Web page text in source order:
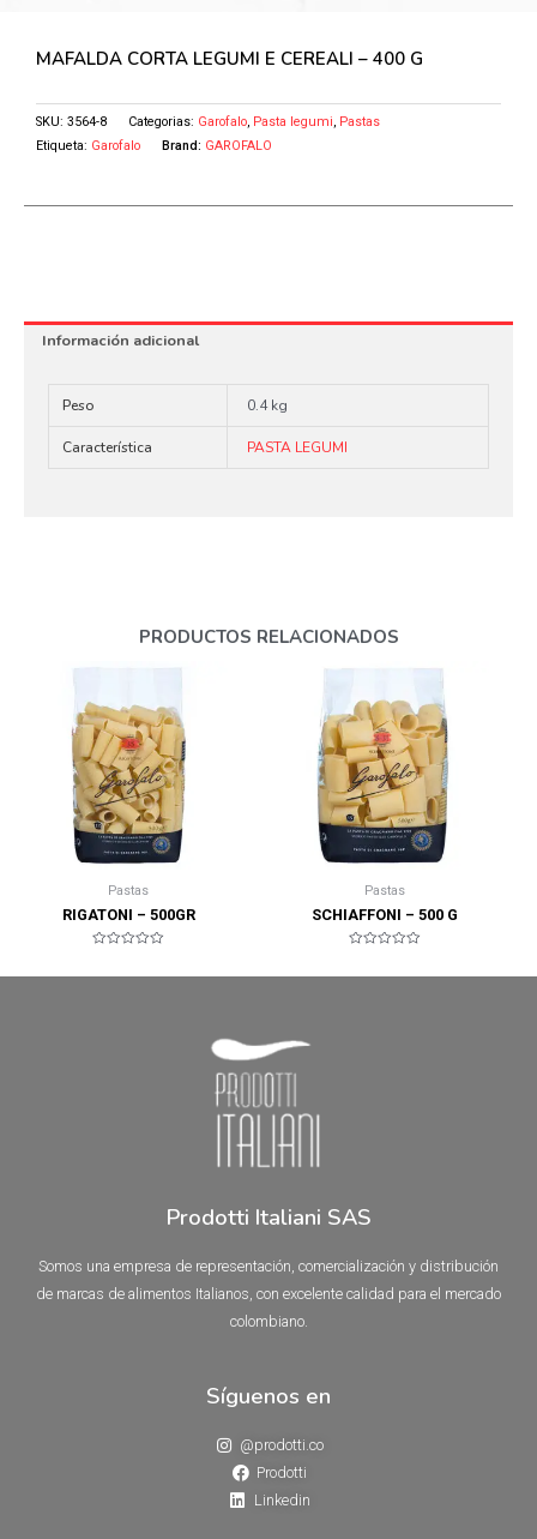
PRODUCTOS RELACIONADOS
Pastas
RIGATONI – 500GR
Pastas
SCHIAFFONI – 500 G
MAFALDA CORTA LEGUMI E CEREALI – 400 G
SKU: 3564-8 Categorias: Garofalo, Pasta legumi, Pastas
Etiqueta: Garofalo Brand: GAROFALO
Información adicional
Peso 0.4 kg
Característica PASTA LEGUMI
Prodotti Italiani SAS
Somos una empresa de representación, comercialización y distribución
de marcas de alimentos Italianos, con excelente calidad para el mercado
colombiano.
Síguenos en
@prodotti.co
Prodotti
Linkedin